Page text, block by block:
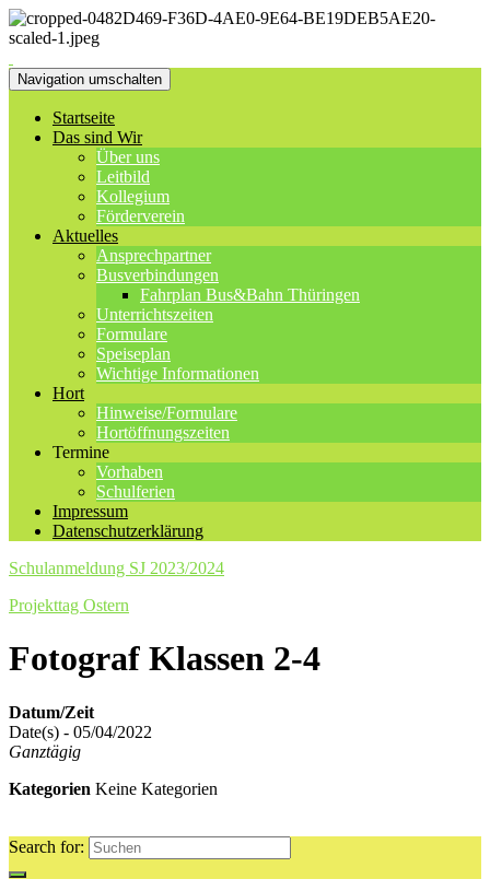
Navigation umschalten
Startseite
Das sind Wir
Über uns
Leitbild
Kollegium
Förderverein
Aktuelles
Ansprechpartner
Busverbindungen
Fahrplan Bus&Bahn Thüringen
Unterrichtszeiten
Formulare
Speiseplan
Wichtige Informationen
Hort
Hinweise/Formulare
Hortöffnungszeiten
Termine
Vorhaben
Schulferien
Impressum
Datenschutzerklärung
Schulanmeldung SJ 2023/2024
Projekttag Ostern
Fotograf Klassen 2-4
Datum/Zeit
Date(s) - 05/04/2022
Ganztägig
Kategorien Keine Kategorien
Search for: